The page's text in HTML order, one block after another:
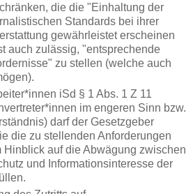
die die "Einhaltung der
Standards bei ihrer
gewährleistet erscheinen
auch zulässig, "entsprechende
zu stellen (welche auch
iSd § 1 Abs. 1 Z 11
im engeren Sinn bzw.
darf der Gesetzgeber
die zu stellenden Anforderungen
Hinblick auf die Abwägung zwischen
und Informationsinteresse der